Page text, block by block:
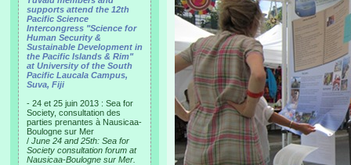
supports attend the 12th
Pacific Science
Intercongress "Science for
Human Security &
Sustainable Development in
the Pacific Islands & Rim"
at University of the South
Pacific Laucala Campus,
Suva, Fiji
- 24 et 25 juin 2013 : Sea for
Society, consultation des
parties prenantes à Nausicaa-
Boulogne sur Mer
/ June 24 and 25th: Sea for
Society consultation forum at
Nausicaa-Boulogne sur Mer.